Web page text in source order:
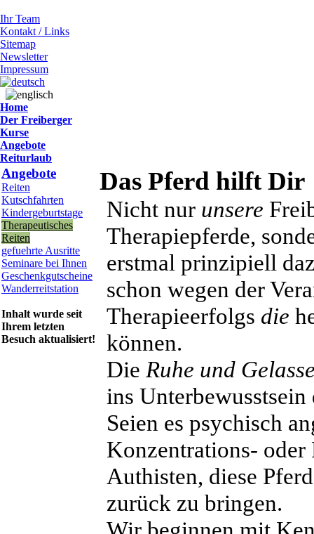
Ihr Team
Kontakt / Links
Sitemap
Newsletter
Impressum
Home
Der Freiberger
Kurse
Angebote
Reiturlaub
Angebote
Reiten
Kutschfahrten
Kindergeburtstage
Therapeutisches
Reiten
gefuehrte Ausritte
Seminare bei Ihnen
Geschenkgutscheine
Wanderreitstation
Inhalt wurde seit
Ihrem letzten
Besuch aktualisiert!
Das Pferd hilft Dir
Nicht nur unsere
Therapiepferde,
erstmal prinzipiell
schon wegen der
Therapieerfolgs die
können.
Die Ruhe und
ins
Seien es psychisch
Konzentrations-
Authisten, diese
zurück zu bringen.